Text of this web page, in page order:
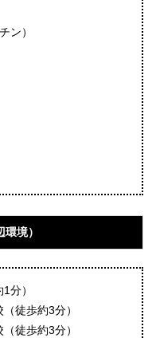
ン）
境）
分）
徒歩約3分）
徒歩約3分）